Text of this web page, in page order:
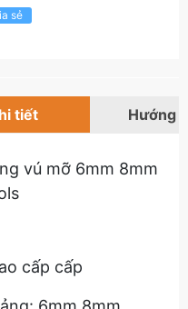
sẻ
tiết Hướng
vú mỡ 6mm 8mm
cấp cấp